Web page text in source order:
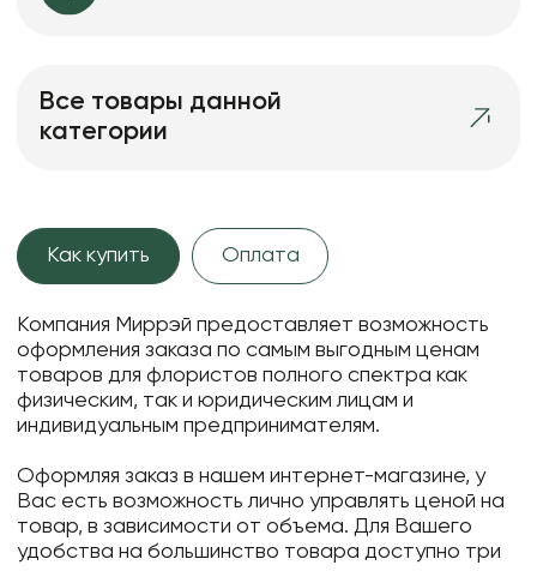
Все товары данной
категории
Как купить Оплата
Компания Миррэй предоставляет возможность
оформления заказа по самым выгодным ценам
товаров для флористов полного спектра как
физическим, так и юридическим лицам и
индивидуальным предпринимателям.
Оформляя заказ в нашем интернет-магазине, у
Вас есть возможность лично управлять ценой на
товар, в зависимости от объема. Для Вашего
удобства на большинство товара доступно три